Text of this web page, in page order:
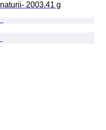
naturii- 2003.41 g